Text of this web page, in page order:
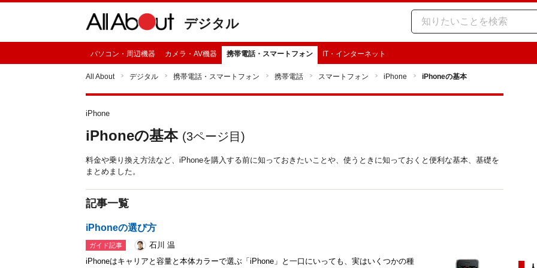
デジタル
パソコン・周辺機器 カメラ・AV機器 携帯電話・スマートフォン IT・インターネット
All About デジタル 携帯電話・スマートフォン 携帯電話 スマートフォン iPhone iPhoneの基本
iPhone
iPhoneの基本 (3ページ目)
料金や乗り換え方法など、iPhoneを購入する前に知っておきたいことや、使うときに知っておくと便利な基本、基礎を
まとめました。
記事一覧
iPhoneの選び方
ガイド記事
石川 温
iPhoneはキャリアと容量と本体カラーで選ぶ「iPhone」と一口にいっても、実はいくつかの種